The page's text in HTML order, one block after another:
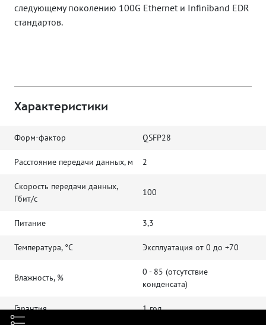
следующему поколению 100G Ethernet и Infiniband EDR
стандартов.
Характеристики
Форм-фактор QSFP28
Расстояние передачи данных, м 2
Скорость передачи данных,
Гбит/с
100
Питание 3,3
Температура, °C Эксплуатация от 0 до +70
Влажность, %
0 - 85 (отсутствие
конденсата)
Гарантия 1 год